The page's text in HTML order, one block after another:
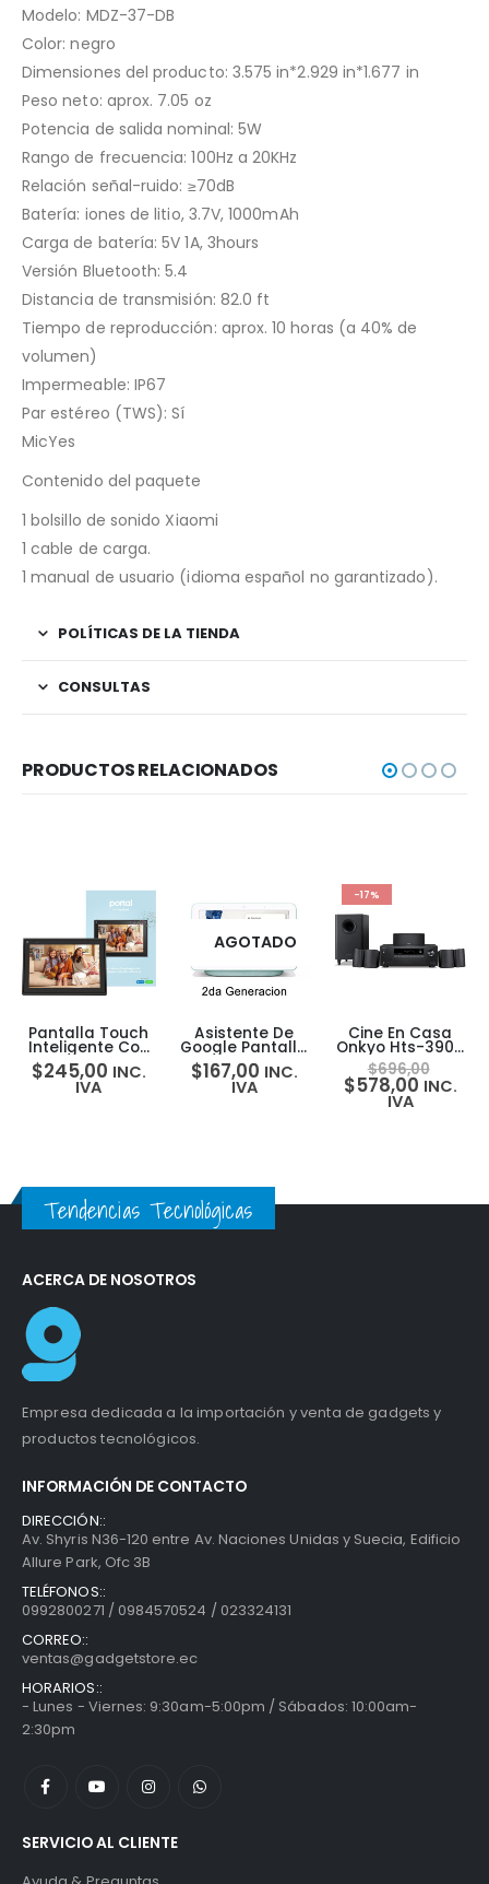
Modelo: MDZ-37-DB
Color: negro
Dimensiones del producto: 3.575 in*2.929 in*1.677 in
Peso neto: aprox. 7.05 oz
Potencia de salida nominal: 5W
Rango de frecuencia: 100Hz a 20KHz
Relación señal-ruido: ≥70dB
Batería: iones de litio, 3.7V, 1000mAh
Carga de batería: 5V 1A, 3hours
Versión Bluetooth: 5.4
Distancia de transmisión: 82.0 ft
Tiempo de reproducción: aprox. 10 horas (a 40% de
volumen)
Impermeable: IP67
Par estéreo (TWS): Sí
MicYes
Contenido del paquete
1 bolsillo de sonido Xiaomi
1 cable de carga.
1 manual de usuario (idioma español no garantizado).
POLÍTICAS DE LA TIENDA
CONSULTAS
PRODUCTOS RELACIONADOS
Pantalla Touch
Inteligente Con
Alexa Facebook
Portal 10
$245,00 INC.
IVA
AGOTADO
Asistente De
Google Pantalla
Touch Google
Nest Hub 7 2da
Gen
$167,00 INC.
IVA
-17%
Cine En Casa
Onkyo Hts-3900
5.1 Recibidor +
Set 5 Parlantes +
Bajo
$696,00
$578,00 INC.
IVA
Tendencias Tecnológicas
ACERCA DE NOSOTROS
Empresa dedicada a la importación y venta de gadgets y
productos tecnológicos.
INFORMACIÓN DE CONTACTO
DIRECCIÓN::
Av. Shyris N36-120 entre Av. Naciones Unidas y Suecia, Edificio
Allure Park, Ofc 3B
TELÉFONOS::
0992800271 / 0984570524 / 023324131
CORREO::
ventas@gadgetstore.ec
HORARIOS::
- Lunes - Viernes: 9:30am-5:00pm / Sábados: 10:00am-
2:30pm
SERVICIO AL CLIENTE